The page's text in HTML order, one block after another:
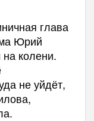
глава
Юрий
колени.
не уйдёт,